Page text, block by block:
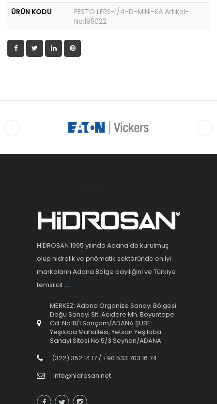
ÜRÜN KODU
FESTO LFRS-1/4-D-MINI-KA Artikel-
No:195022
HİDROSAN 1995 yılında Adana'da kurulmuş
olup hidrolik ve pnömatik sektöründe en iyi
markaların Adana Bölge bayiliğini ve Türkiye
temsilcil ...
MERKEZ: Adana Organize Sanayi Bölgesi
Doğu Sanayi Sit. Acıdere Mh. Boyuntepe
Cd. No:11/1 Sarıçam/ADANA ŞUBE:
Yeşiloba Mahallesi, Yetsan Yeşiloba
Sanayi Sitesi No:5/3 Seyhan/ADANA
(322) 352 14 17 / +90 533 703 16 74
info@hidrosan.net